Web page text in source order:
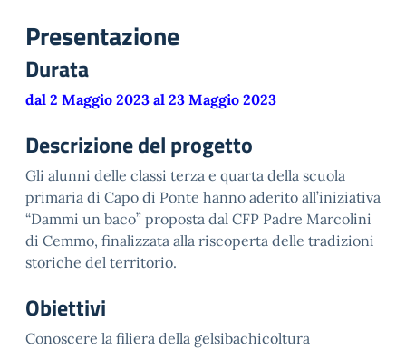
Presentazione
Durata
dal 2 Maggio 2023 al 23 Maggio 2023
Descrizione del progetto
Gli alunni delle classi terza e quarta della scuola
primaria di Capo di Ponte hanno aderito all’iniziativa
“Dammi un baco” proposta dal CFP Padre Marcolini
di Cemmo, finalizzata alla riscoperta delle tradizioni
storiche del territorio.
Obiettivi
Conoscere la filiera della gelsibachicoltura